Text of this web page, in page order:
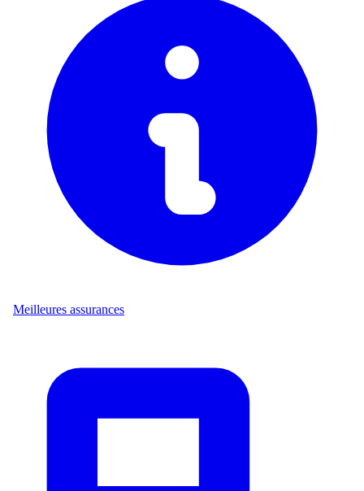
Meilleures assurances